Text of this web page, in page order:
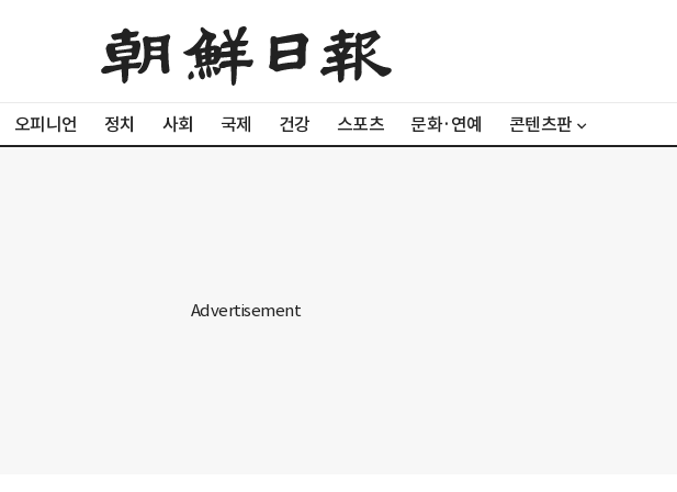
오피니언 정치 사회 국제 건강 스포츠 문화·연예 콘텐츠판